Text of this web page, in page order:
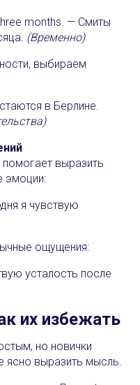
months. — Смиты
(Временно)
выбираем
в Берлине.
выразить
эмоции:
я чувствую
ощущения:
усталость после
их избежать
но новички
выразить мысль.